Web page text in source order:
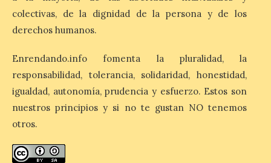
Madrid
9 Ago 2026
El gasto total aumentó un
1,4 % respecto al año
un periodo estándar. Por
categorías, el alojamiento
turístico concentró la mayor parte del
gasto, con un 25,9 % del total, seguido por
colectivas, de la dignidad de la persona y de los
derechos humanos.
Enrendando.info fomenta la pluralidad, la
responsabilidad, tolerancia, solidaridad, honestidad,
igualdad, autonomía, prudencia y esfuerzo. Estos son
nuestros principios y si no te gustan NO tenemos
otros.